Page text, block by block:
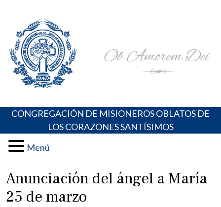
content
Portal de los Padres Oblatos. Advocaciones Marianas,
Oraciones, Música religiosa y más
CONGREGACIÓN DE MISIONEROS OBLATOS DE
LOS CORAZONES SANTÍSIMOS
Menú
Anunciación del ángel a María
25 de marzo